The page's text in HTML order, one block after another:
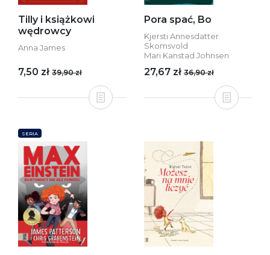
Tilly i książkowi
wędrowcy
Anna James
7,50 zł 39,90 zł
Pora spać, Bo
Kjersti Annesdatter
Skomsvold
Mari Kanstad Johnsen
27,67 zł 36,90 zł
SERIA